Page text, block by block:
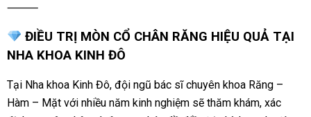
⸻
ĐIỀU TRỊ MÒN CỔ CHÂN RĂNG HIỆU QUẢ TẠI
NHA KHOA KINH ĐÔ
Tại Nha khoa Kinh Đô, đội ngũ bác sĩ chuyên khoa Răng –
Hàm – Mặt với nhiều năm kinh nghiệm sẽ thăm khám, xác